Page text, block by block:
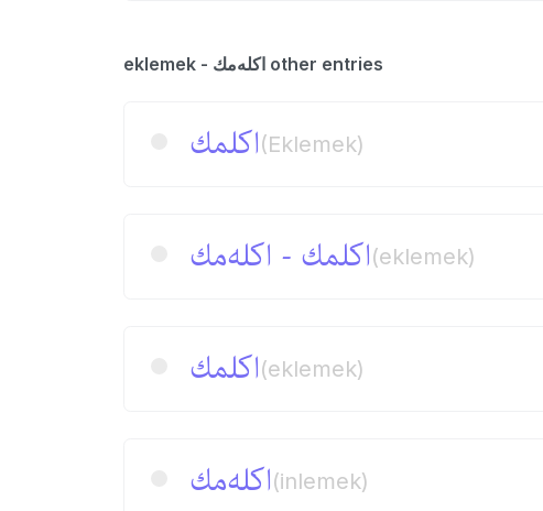
eklemek - اكله‌‌مك other entries
اكلمك(Eklemek)
اكلمك - اكله‌مك(eklemek)
اكلمك(eklemek)
اكله‌مك(inlemek)